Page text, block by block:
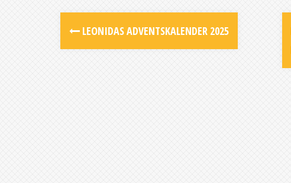
Post
navigation
LEONIDAS ADVENTSKALENDER 2025